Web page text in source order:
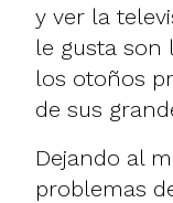
y ver la
le gusta son
los otoños
de sus
Dejando al
problemas